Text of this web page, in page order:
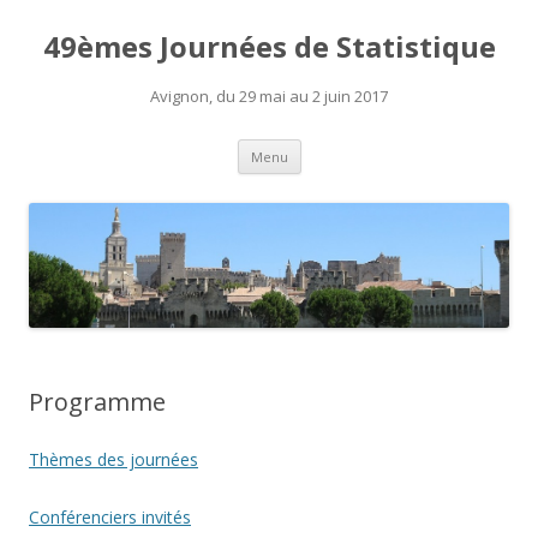
49èmes Journées de Statistique
Avignon, du 29 mai au 2 juin 2017
Menu Aller
contenu
Programme
Thèmes des journées
Conférenciers invités